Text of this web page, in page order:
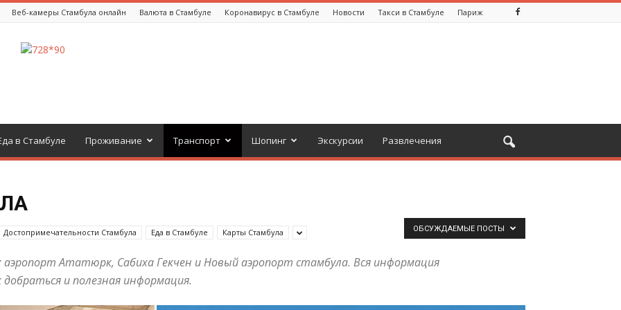
Веб-камеры Стамбула онлайн Валюта в Стамбуле Коронавирус в Стамбуле Новости Такси в Стамбуле Париж
в Стамбуле Проживание Транспорт Шопинг Экскурсии Развлечения
Достопримечательности Стамбула Еда в Стамбуле Карты Стамбула
аэропорт Ататюрк, Сабиха Гекчен и Новый аэропорт стамбула. Вся информация
и полезная информация.
ОБСУЖДАЕМЫЕ ПОСТЫ